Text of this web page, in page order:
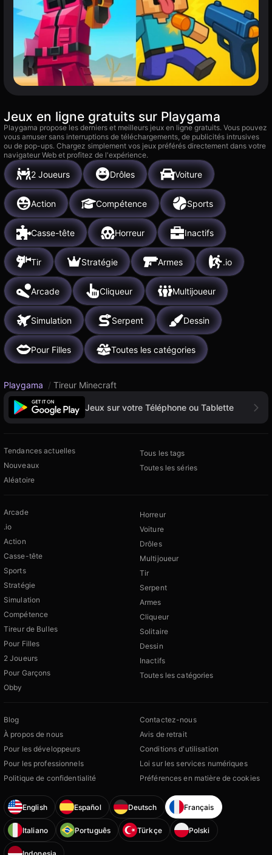
Jeux en ligne gratuits sur Playgama
Playgama propose les derniers et meilleurs jeux en ligne gratuits. Vous pouvez
vous amuser sans interruptions de téléchargements, de publicités intrusives
ou de pop-ups. Chargez simplement vos jeux préférés directement dans votre
navigateur Web et profitez de l'expérience.
2 Joueurs Drôles Voiture
Action Compétence Sports
Casse-tête Horreur Inactifs
Tir Stratégie Armes .io
Arcade Cliqueur Multijoueur
Simulation Serpent Dessin
Pour Filles Toutes les catégories
Playgama / Tireur Minecraft
Jeux sur votre Téléphone ou Tablette
Tendances actuelles
Nouveaux
Aléatoire
Tous les tags
Toutes les séries
Arcade
.io
Action
Casse-tête
Sports
Stratégie
Simulation
Compétence
Tireur de Bulles
Pour Filles
2 Joueurs
Pour Garçons
Obby
Horreur
Voiture
Drôles
Multijoueur
Tir
Serpent
Armes
Cliqueur
Solitaire
Dessin
Inactifs
Toutes les catégories
Blog
À propos de nous
Pour les développeurs
Pour les professionnels
Politique de confidentialité
Contactez-nous
Avis de retrait
Conditions d'utilisation
Loi sur les services numériques
Préférences en matière de cookies
English Español Deutsch Français
Italiano Português Türkçe Polski